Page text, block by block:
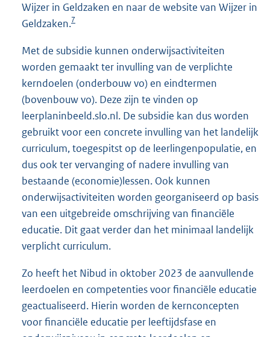
Wijzer in Geldzaken en naar de website van Wijzer in
Geldzaken.7
Met de subsidie kunnen onderwijsactiviteiten
worden gemaakt ter invulling van de verplichte
kerndoelen (onderbouw vo) en eindtermen
(bovenbouw vo). Deze zijn te vinden op
leerplaninbeeld.slo.nl. De subsidie kan dus worden
gebruikt voor een concrete invulling van het landelijk
curriculum, toegespitst op de leerlingenpopulatie, en
dus ook ter vervanging of nadere invulling van
bestaande (economie)lessen. Ook kunnen
onderwijsactiviteiten worden georganiseerd op basis
van een uitgebreide omschrijving van financiële
educatie. Dit gaat verder dan het minimaal landelijk
verplicht curriculum.
Zo heeft het Nibud in oktober 2023 de aanvullende
leerdoelen en competenties voor financiële educatie
geactualiseerd. Hierin worden de kernconcepten
voor financiële educatie per leeftijdsfase en